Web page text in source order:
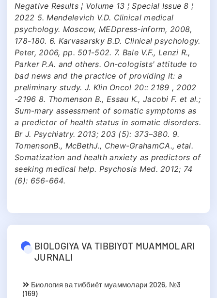
Negative Results ¦ Volume 13 ¦ Special Issue 8 ¦
2022 5. Mendelevich V.D. Clinical medical
psychology. Moscow, MEDpress-inform, 2008,
178-180. 6. Karvasarsky B.D. Clinical psychology.
Peter, 2006, pp. 501-502. 7. Bale V.F., Lenzi R.,
Parker P.A. and others. On-cologists' attitude to
bad news and the practice of providing it: a
preliminary study. J. Klin Oncol 20:: 2189 , 2002
-2196 8. Thomenson B., Essau K., Jacobi F. et al.;
Sum-mary assessment of somatic symptoms as
a predictor of health status in somatic disorders.
Br J. Psychiatry. 2013; 203 (5): 373–380. 9.
TomensonB., McBethJ., Chew-GrahamCA., etal.
Somatization and health anxiety as predictors of
seeking medical help. Psychosis Med. 2012; 74
(6): 656-664.
BIOLOGIYA VA TIBBIYOT MUAMMOLARI
JURNALI
Биология ва тиббиёт муаммолари 2026, №3
(169)